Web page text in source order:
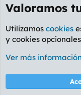
Etiquetas
Cookies
PL
Valoramos
Utilizamos cookies
y cookies
Ver más